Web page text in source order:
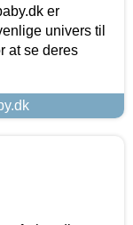
er
univers til
at se deres